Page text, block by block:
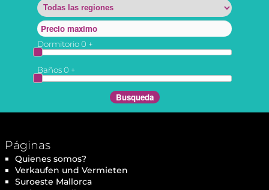
Dormitorio0 +
Baños0 +
Páginas
Quienes somos?
Verkaufen und Vermieten
Suroeste Mallorca